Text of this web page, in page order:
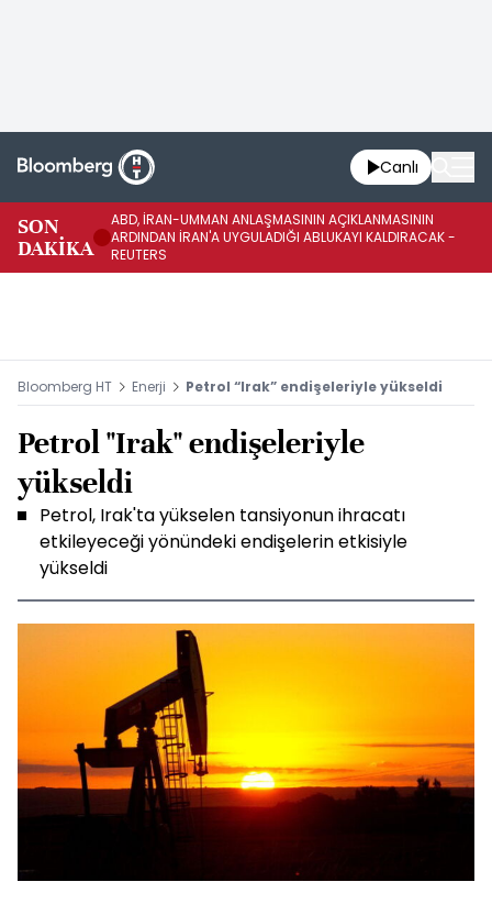
Canlı
SON
DAKİKA
ABD, İRAN-UMMAN ANLAŞMASININ AÇIKLANMASININ
ARDINDAN İRAN'A UYGULADIĞI ABLUKAYI KALDIRACAK -
REUTERS
Bloomberg HT Enerji Petrol “Irak” endişeleriyle yükseldi
Petrol "Irak" endişeleriyle
yükseldi
Petrol, Irak'ta yükselen tansiyonun ihracatı
etkileyeceği yönündeki endişelerin etkisiyle
yükseldi